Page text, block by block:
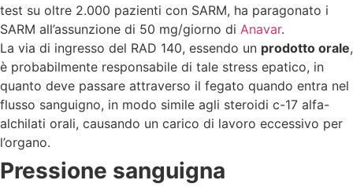
test su oltre 2.000 pazienti con SARM, ha paragonato i
SARM all’assunzione di 50 mg/giorno di Anavar.
La via di ingresso del RAD 140, essendo un prodotto orale,
è probabilmente responsabile di tale stress epatico, in
quanto deve passare attraverso il fegato quando entra nel
flusso sanguigno, in modo simile agli steroidi c-17 alfa-
alchilati orali, causando un carico di lavoro eccessivo per
l’organo.
Pressione sanguigna